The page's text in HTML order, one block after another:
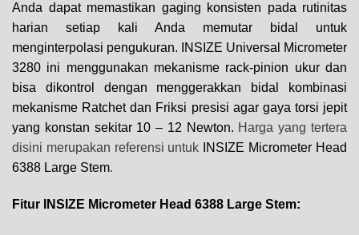
Anda dapat memastikan gaging konsisten pada rutinitas
harian setiap kali Anda memutar bidal untuk
menginterpolasi pengukuran.
INSIZE Universal Micrometer
3280 ini menggunakan mekanisme rack-pinion ukur dan
bisa dikontrol dengan menggerakkan bidal kombinasi
mekanisme Ratchet dan Friksi presisi agar gaya torsi jepit
yang konstan sekitar 10 – 12 Newton. Harga yang tertera
disini merupakan referensi untuk
INSIZE Micrometer Head
6388 Large Stem.
Fitur INSIZE Micrometer Head 6388 Large Stem: